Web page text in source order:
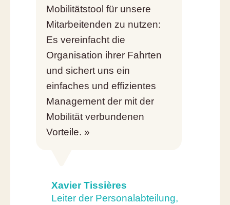
Mobilitätstool für unsere
Mitarbeitenden zu nutzen:
Es vereinfacht die
Organisation ihrer Fahrten
und sichert uns ein
einfaches und effizientes
Management der mit der
Mobilität verbundenen
Vorteile. »
Xavier Tissières
Leiter der Personalabteilung,